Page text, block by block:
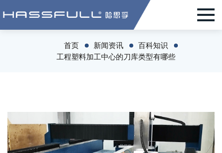
首页 新闻资讯
百科知识
工程塑料加工中心的刀库类型有哪些